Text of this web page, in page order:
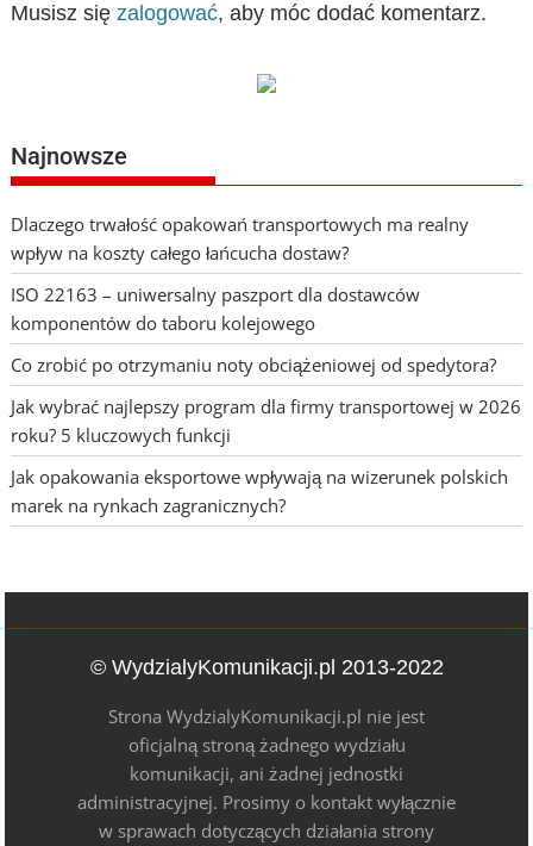
Musisz sięzalogować, aby móc dodać komentarz.
Najnowsze
Dlaczego trwałość opakowań transportowych ma realny
wpływ na koszty całego łańcucha dostaw?
ISO 22163 – uniwersalny paszport dla dostawców
komponentów do taboru kolejowego
Co zrobić po otrzymaniu noty obciążeniowej od spedytora?
Jak wybrać najlepszy program dla firmy transportowej w 2026
roku? 5 kluczowych funkcji
Jak opakowania eksportowe wpływają na wizerunek polskich
marek na rynkach zagranicznych?
© WydzialyKomunikacji.pl 2013-2022
Strona WydzialyKomunikacji.pl nie jest
oficjalną stroną żadnego wydziału
komunikacji, ani żadnej jednostki
administracyjnej. Prosimy o kontakt wyłącznie
w sprawach dotyczących działania strony